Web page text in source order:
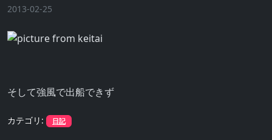
2013-02-25
そして強風で出船できず
カテゴリ: 日記